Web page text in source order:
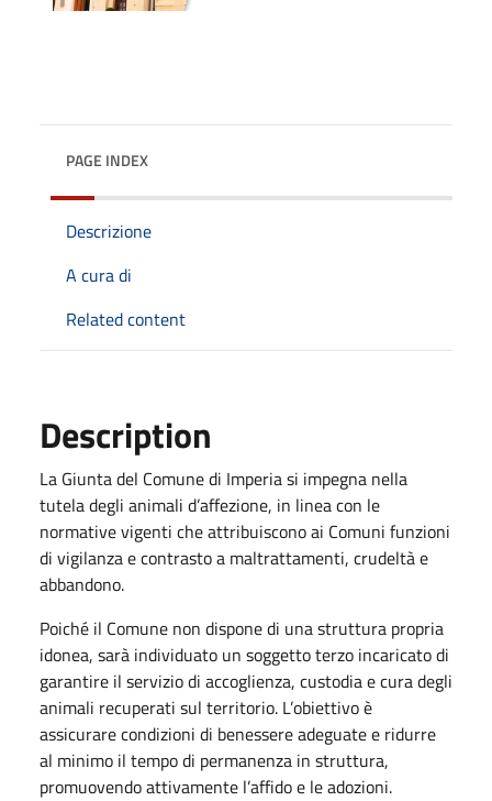
PAGE INDEX
Descrizione
A cura di
Related content
Description
La Giunta del Comune di Imperia si impegna nella
tutela degli animali d’affezione, in linea con le
normative vigenti che attribuiscono ai Comuni funzioni
di vigilanza e contrasto a maltrattamenti, crudeltà e
abbandono.
Poiché il Comune non dispone di una struttura propria
idonea, sarà individuato un soggetto terzo incaricato di
garantire il servizio di accoglienza, custodia e cura degli
animali recuperati sul territorio. L’obiettivo è
assicurare condizioni di benessere adeguate e ridurre
al minimo il tempo di permanenza in struttura,
promuovendo attivamente l’affido e le adozioni.